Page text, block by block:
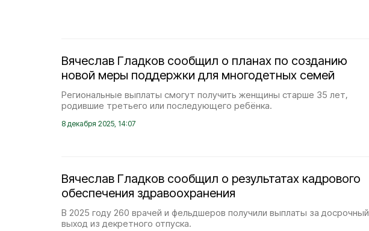
Вячеслав Гладков сообщил о планах по созданию
новой меры поддержки для многодетных семей
Региональные выплаты смогут получить женщины старше 35 лет,
родившие третьего или последующего ребёнка.
8 декабря 2025, 14:07
Вячеслав Гладков сообщил о результатах кадрового
обеспечения здравоохранения
В 2025 году 260 врачей и фельдшеров получили выплаты за досрочный
выход из декретного отпуска.